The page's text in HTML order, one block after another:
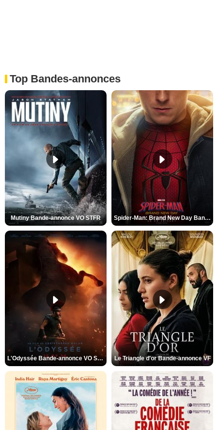
Top Bandes-annonces
Mutiny Bande-annonce VO STFR Spider-Man: Brand New Day Bande-annonce VO STFR
L'Odyssée Bande-annonce VO STFR Le Triangle d'or Bande-annonce VF